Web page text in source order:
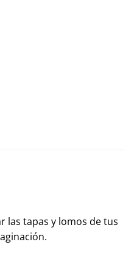
las tapas y lomos de tus